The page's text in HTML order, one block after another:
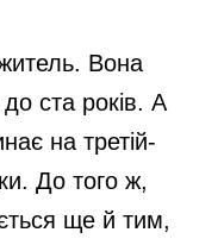
Вона
ста років. А
на третій-
До того ж,
ще й тим,